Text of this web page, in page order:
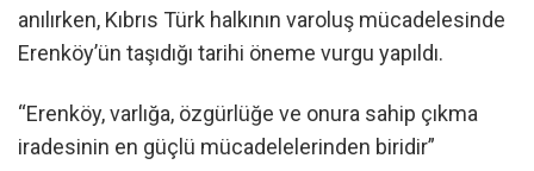
anılırken, Kıbrıs Türk halkının varoluş mücadelesinde
Erenköy’ün taşıdığı tarihi öneme vurgu yapıldı.
“Erenköy, varlığa, özgürlüğe ve onura sahip çıkma
iradesinin en güçlü mücadelelerinden biridir”